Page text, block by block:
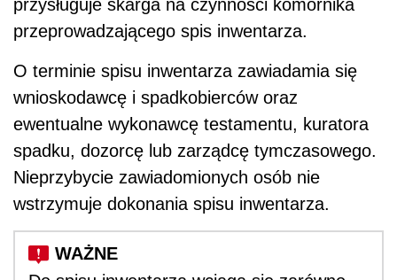
przysługuje skarga na czynności komornika
przeprowadzającego spis inwentarza.
O terminie spisu inwentarza zawiadamia się
wnioskodawcę i spadkobierców oraz
ewentualne wykonawcę testamentu, kuratora
spadku, dozorcę lub zarządcę tymczasowego.
Nieprzybycie zawiadomionych osób nie
wstrzymuje dokonania spisu inwentarza.